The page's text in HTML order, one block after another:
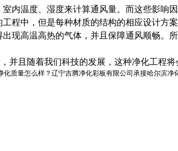
温度、湿度来计算通风量。而这些影响因
中，但是每种材质的结构的相应设计方案
高温高热的气体，并且保障通风顺畅。
且随着我们科技的发展，这种净化工程将
质量怎么样？辽宁吉腾净化彩板有限公司承接哈尔滨